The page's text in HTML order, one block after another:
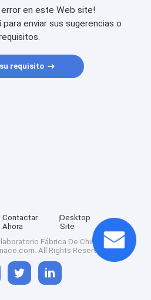
error en este Web site!
para enviar sus sugerencias o
requisito
Contactar
Ahora
Desktop
Site
Fábrica De China.Copyright
All Rights Reserved.